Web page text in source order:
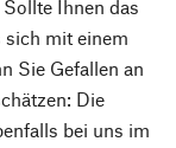
Ihnen das
sich mit einem
Sie Gefallen an
Die
bei uns im